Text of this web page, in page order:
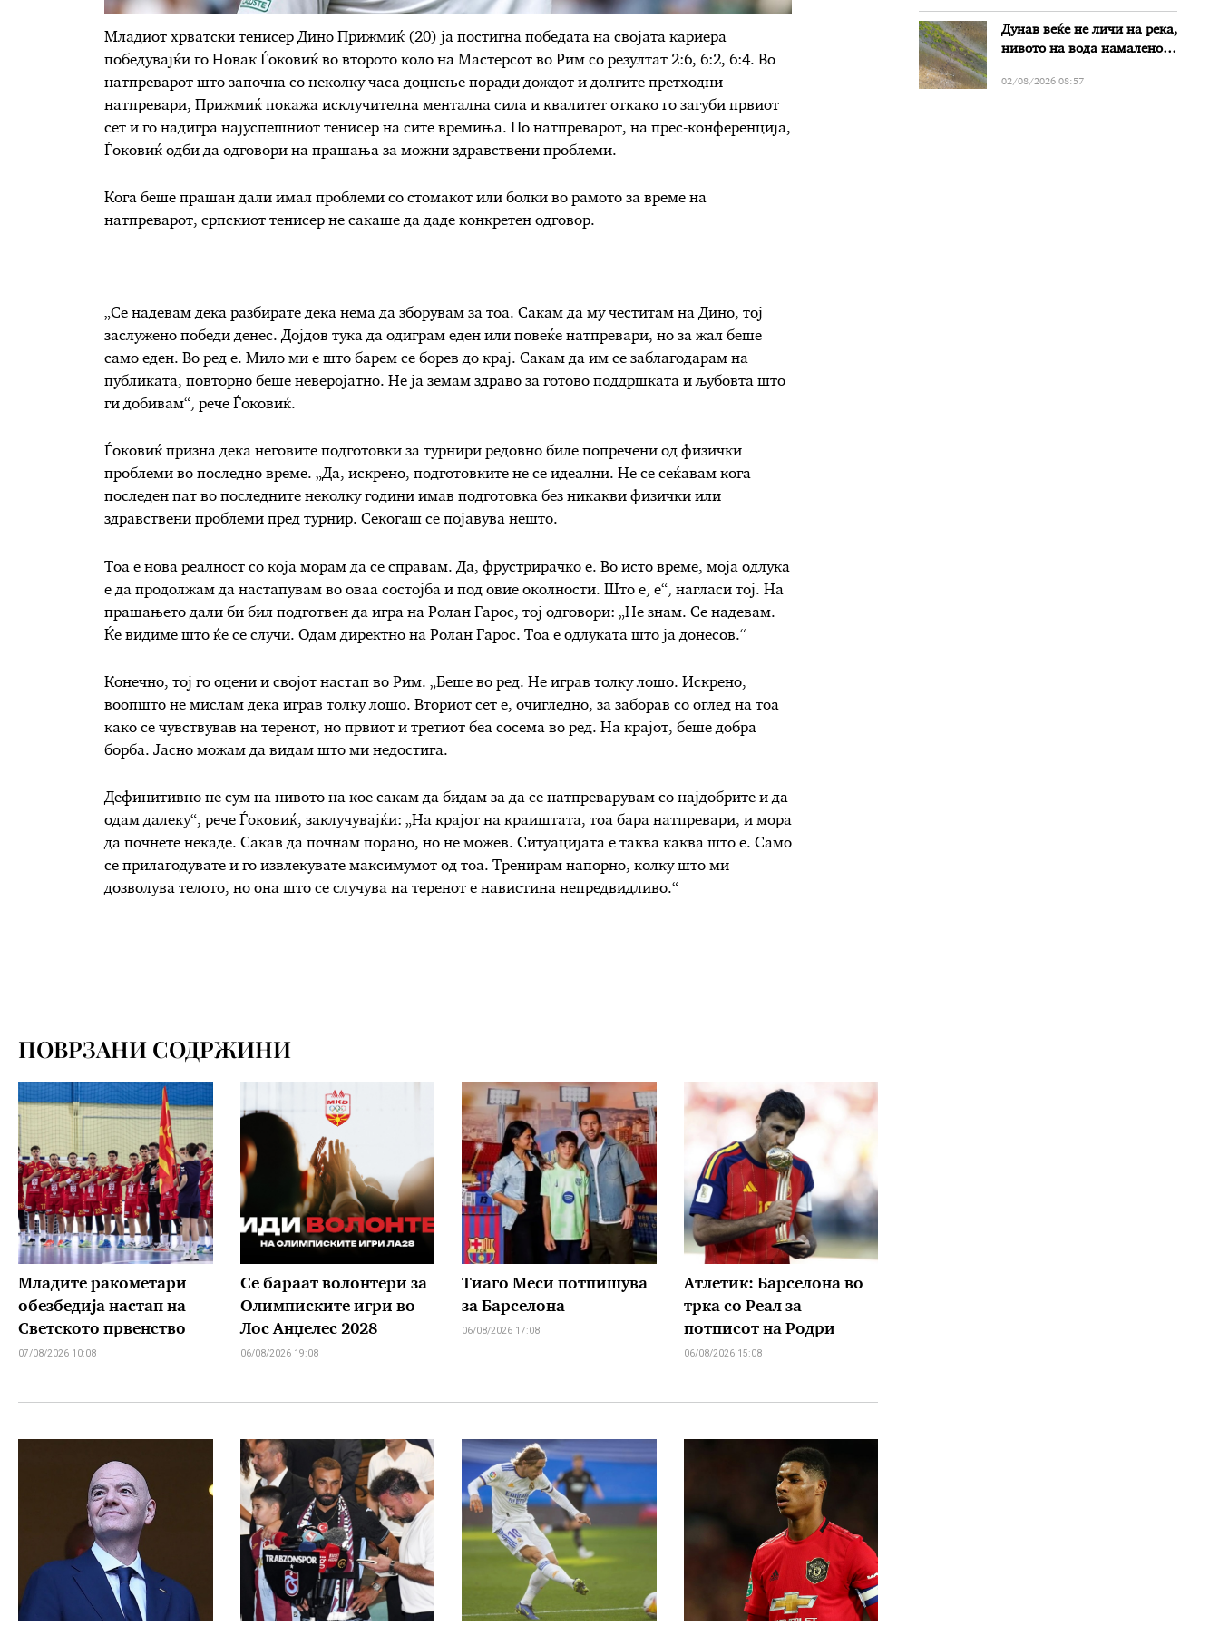
Младиот хрватски тенисер Дино Прижмиќ (20) ја постигна победата на својата кариера
победувајќи го Новак Ѓоковиќ во второто коло на Мастерсот во Рим со резултат 2:6, 6:2, 6:4. Во
натпреварот што започна со неколку часа доцнење поради дождот и долгите претходни
натпревари, Прижмиќ покажа исклучителна ментална сила и квалитет откако го загуби првиот
сет и го надигра најуспешниот тенисер на сите времиња. По натпреварот, на прес-конференција,
Ѓоковиќ одби да одговори на прашања за можни здравствени проблеми.
Кога беше прашан дали имал проблеми со стомакот или болки во рамото за време на
натпреварот, српскиот тенисер не сакаше да даде конкретен одговор.
„Се надевам дека разбирате дека нема да зборувам за тоа. Сакам да му честитам на Дино, тој
заслужено победи денес. Дојдов тука да одиграм еден или повеќе натпревари, но за жал беше
само еден. Во ред е. Мило ми е што барем се борев до крај. Сакам да им се заблагодарам на
публиката, повторно беше неверојатно. Не ја земам здраво за готово поддршката и љубовта што
ги добивам“, рече Ѓоковиќ.
Ѓоковиќ призна дека неговите подготовки за турнири редовно биле попречени од физички
проблеми во последно време. „Да, искрено, подготовките не се идеални. Не се сеќавам кога
последен пат во последните неколку години имав подготовка без никакви физички или
здравствени проблеми пред турнир. Секогаш се појавува нешто.
Тоа е нова реалност со која морам да се справам. Да, фрустрирачко е. Во исто време, моја одлука
е да продолжам да настапувам во оваа состојба и под овие околности. Што е, е“, нагласи тој. На
прашањето дали би бил подготвен да игра на Ролан Гарос, тој одговори: „Не знам. Се надевам.
Ќе видиме што ќе се случи. Одам директно на Ролан Гарос. Тоа е одлуката што ја донесов.“
Конечно, тој го оцени и својот настап во Рим. „Беше во ред. Не играв толку лошо. Искрено,
воопшто не мислам дека играв толку лошо. Вториот сет е, очигледно, за заборав со оглед на тоа
како се чувствував на теренот, но првиот и третиот беа сосема во ред. На крајот, беше добра
борба. Јасно можам да видам што ми недостига.
Дефинитивно не сум на нивото на кое сакам да бидам за да се натпреварувам со најдобрите и да
одам далеку“, рече Ѓоковиќ, заклучувајќи: „На крајот на краиштата, тоа бара натпревари, и мора
да почнете некаде. Сакав да почнам порано, но не можев. Ситуацијата е таква каква што е. Само
се прилагодувате и го извлекувате максимумот од тоа. Тренирам напорно, колку што ми
дозволува телото, но она што се случува на теренот е навистина непредвидливо.“
ПОВРЗАНИ СОДРЖИНИ
Младите ракометари
обезбедија настап на
Светското првенство
07/08/2026 10:08
Се бараат волонтери за
Олимписките игри во
Лос Анџелес 2028
06/08/2026 19:08
Тиаго Меси потпишува
за Барселона
06/08/2026 17:08
Атлетик: Барселона во
трка со Реал за
потписот на Родри
06/08/2026 15:08
Дунав веќе не личи на река,
нивото на вода намалено
Бугарија
02/08/2026 08:57